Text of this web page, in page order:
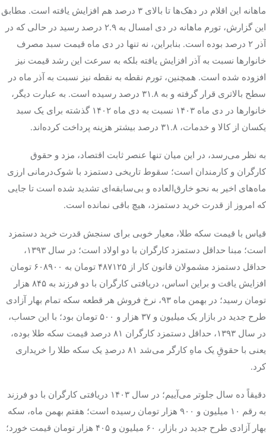
ماهانه این اقلام در دهک‌ها تا بالای ۳ درصد هم افزایش یافته است. مطابق
این گزارش، تورم ماهانه در دی امسال به ۲.۹ درصد رسید در حالی که در
آذر ۲ درصد بوده است. بنابراین، نه تنها در دی ماه قیمت سبد مصرف
خانوارها نسبت به آذر افزایش یافته بلکه به سرعت این رشد قیمت نیز
افزوده شده است. همچنین، تورم نقطه به نقطه نیز نسبت به آذر ماه در
سطح بالاتری قرار گرفته و به ۳۱.۸ درصد رسیده است. به عبارت دیگر،
خانوارها در دی ماه ۱۴۰۳ نسبت به دی ماه ۱۴۰۲ گذشته برای یک سبد
یکسان از کالا و خدمات، ۳۱.۸ درصد بیشتر هزینه پرداخت کرده‌اند.
به نظر می‌رسد، در این میان تنها عنصر ثابت اقتصاد، مزد و حقوق
کارگران و کارمندان است؛ سقوط تاریخی دستمزد با شوک‌درمانی ارزی
ماه‌های اخیر به نحو خارق‌العاده و بی‌سابقه‌ای تشدید شده است تا جایی
که امروز از قدرت خرید دستمزد، هیچ باقی نمانده است.
قیاس با قیمت سکه طلا، معیار خوبی برای سنجش قدرت خرید دستمزد
است؛ مبنا حداقل دستمزد کارگران با دو اولاد است؛ در سال ۱۳۹۳،
حداقل دستمزد مشمولان قانون کار از ۴۸۷۱۲۵ تومان به ۶۰۸۹۰۰ تومان
افزایش یافت و براین اساس، دریافتی کارگران با دو فرزند به ۸۴۵ هزار
تومان رسید؛ در بهمن ماه ۹۳، نرخ فروش هر قطعه سکه تمام بهار آزادی
طرح جدید در بازار یک میلیون و ۳۷ هزار و ۵۰۰ تومان بود؛ با این حساب،
در سال ۱۳۹۳، حداقل دستمزد کارگران ۸۱ درصد قیمت سکه طلا بوده،
یعنی با حقوقِ یک ماهِ کارگر می‌شد ۸۱ درصدِ یک سکه طلا را خریداری
کرد.
دقیقاً ده سال جلوتر می‌آییم؛ در سال ۱۴۰۳ دریافتی کارگران با دو فرزند
به رقم ۱۰ میلیون و ۹۰۰ هزار تومان رسیده است؛ هفتم بهمن ماه، سکه
بهار آزادی طرح جدید در بازار، ۶۰ میلیون و ۴۰۵ هزار تومان قیمت خورد؛